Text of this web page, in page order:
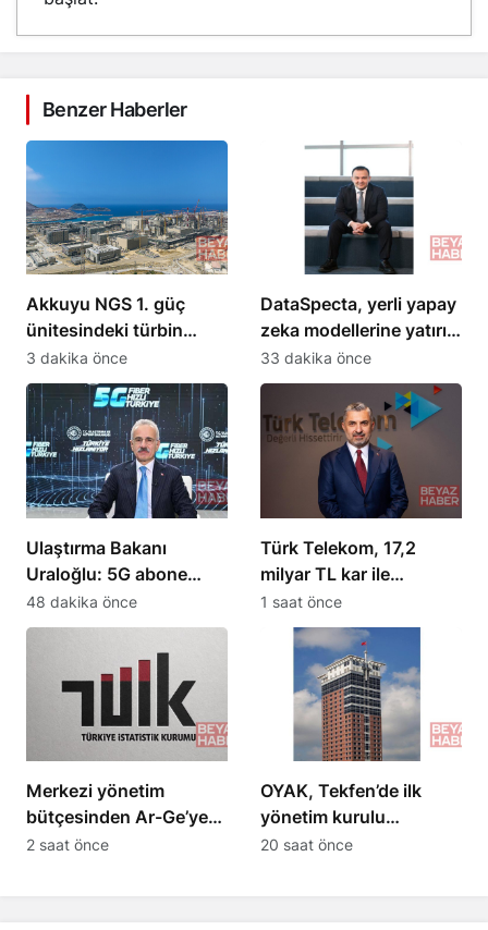
Benzer Haberler
Akkuyu NGS 1. güç
ünitesindeki türbin
tesisi devreye alma
aşamasına hazır
3 dakika önce
DataSpecta, yerli yapay
zeka modellerine yatırım
yapıyor
33 dakika önce
Ulaştırma Bakanı
Uraloğlu: 5G abone
sayısı 4 ayda 44,5
milyon oldu
48 dakika önce
Türk Telekom, 17,2
milyar TL kar ile
2026’nın ilk yarısında
güçlü performans
sergiledi
1 saat önce
Merkezi yönetim
bütçesinden Ar-Ge’ye
253,5 milyar lira
2 saat önce
OYAK, Tekfen’de ilk
yönetim kurulu
toplantısını
20 saat önce